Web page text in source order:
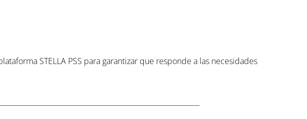
STELLA PSS para garantizar que responde a las necesidades